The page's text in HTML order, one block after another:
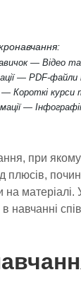
— Відео
— PDF-файли
— Короткі курси
—
при